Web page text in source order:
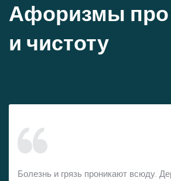
Афоризмы про
и чистоту
Болезнь и грязь проникают всюду.